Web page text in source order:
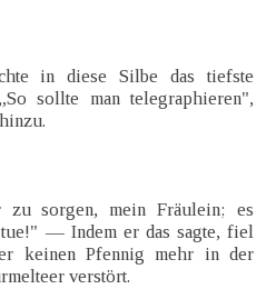
in diese Silbe das tiefste
sollte man telegraphieren",
zu sorgen, mein Fräulein; es
— Indem er das sagte, fiel
keinen Pfennig mehr in der
verstört.